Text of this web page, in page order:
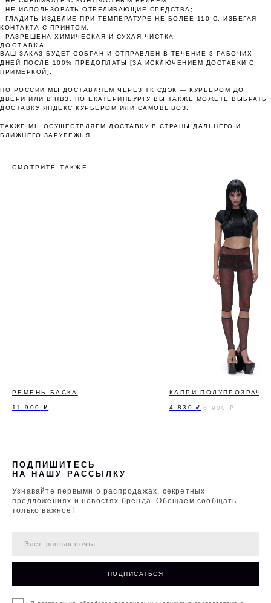
- НЕ ИСПОЛЬЗОВАТЬ ОТБЕЛИВАЮЩИЕ СРЕДСТВА;
- ГЛАДИТЬ ИЗДЕЛИЕ ПРИ ТЕМПЕРАТУРЕ НЕ БОЛЕЕ 110 С, ИЗБЕГАЯ
КОНТАКТА С ПРИНТОМ;
- РАЗРЕШЕНА ХИМИЧЕСКАЯ И СУХАЯ ЧИСТКА.
ДОСТАВКА
ВАШ ЗАКАЗ БУДЕТ СОБРАН И ОТПРАВЛЕН В ТЕЧЕНИЕ 3 РАБОЧИХ
ДНЕЙ ПОСЛЕ 100% ПРЕДОПЛАТЫ [ЗА ИСКЛЮЧЕНИЕМ ДОСТАВКИ С
ПРИМЕРКОЙ].
ПО РОССИИ МЫ ДОСТАВЛЯЕМ ЧЕРЕЗ ТК СДЭК — КУРЬЕРОМ ДО
ДВЕРИ ИЛИ В ПВЗ. ПО ЕКАТЕРИНБУРГУ ВЫ ТАКЖЕ МОЖЕТЕ ВЫБРАТЬ
ДОСТАВКУ ЯНДЕКС КУРЬЕРОМ ИЛИ САМОВЫВОЗ.
ТАКЖЕ МЫ ОСУЩЕСТВЛЯЕМ ДОСТАВКУ В СТРАНЫ ДАЛЬНЕГО И
БЛИЖНЕГО ЗАРУБЕЖЬЯ.
СМОТРИТЕ ТАКЖЕ
РЕМЕНЬ-БАСКА
11 900 ₽
КАПРИ
4 830 ₽ 6 900 ₽
ПОДПИСАТЬСЯ
ПОДПИШИТЕСЬ
НА НАШУ РАССЫЛКУ
Узнавайте первыми о распродажах, секретных
предложениях и новостях бренда. Обещаем сообщать
только важное!
Без комиссий и переплат